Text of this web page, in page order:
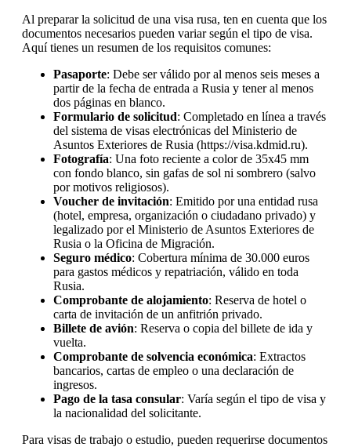
Al preparar la solicitud de una visa rusa, ten en cuenta que los
documentos necesarios pueden variar según el tipo de visa.
Aquí tienes un resumen de los requisitos comunes:
Pasaporte: Debe ser válido por al menos seis meses a
partir de la fecha de entrada a Rusia y tener al menos
dos páginas en blanco.
Formulario de solicitud: Completado en línea a través
del sistema de visas electrónicas del Ministerio de
Asuntos Exteriores de Rusia (https://visa.kdmid.ru).
Fotografía: Una foto reciente a color de 35x45 mm
con fondo blanco, sin gafas de sol ni sombrero (salvo
por motivos religiosos).
Voucher de invitación: Emitido por una entidad rusa
(hotel, empresa, organización o ciudadano privado) y
legalizado por el Ministerio de Asuntos Exteriores de
Rusia o la Oficina de Migración.
Seguro médico: Cobertura mínima de 30.000 euros
para gastos médicos y repatriación, válido en toda
Rusia.
Comprobante de alojamiento: Reserva de hotel o
carta de invitación de un anfitrión privado.
Billete de avión: Reserva o copia del billete de ida y
vuelta.
Comprobante de solvencia económica: Extractos
bancarios, cartas de empleo o una declaración de
ingresos.
Pago de la tasa consular: Varía según el tipo de visa y
la nacionalidad del solicitante.
Para visas de trabajo o estudio, pueden requerirse documentos